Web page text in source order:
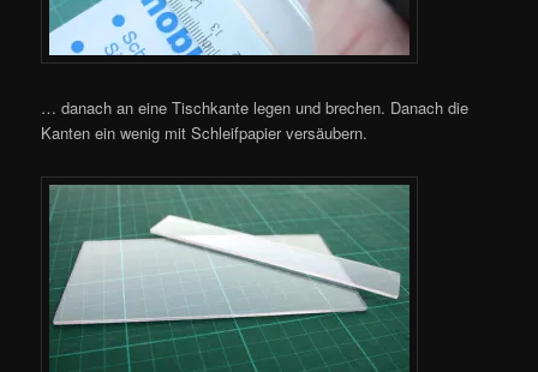
… danach an eine Tischkante legen und brechen. Danach die
Kanten ein wenig mit Schleifpapier versäubern.